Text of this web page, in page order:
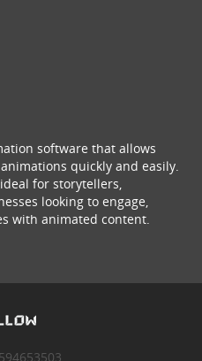
software that allows
quickly and easily.
for storytellers,
looking to engage,
with animated content.